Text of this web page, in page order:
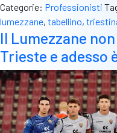
Categorie: Professionisti
lumezzane, tabellino,
Il Lumezzane
Trieste e adesso